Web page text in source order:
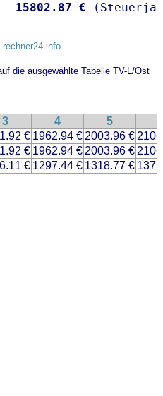
15802.87 €
die ausgewählte Tabelle TV-L/Ost
3 4 5
€ 1962.94 € 2003.96 €
€ 1962.94 € 2003.96 €
€ 1297.44 € 1318.77 €